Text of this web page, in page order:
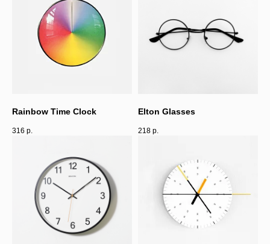
Rainbow Time Clock
316 р.
Elton Glasses
218 р.